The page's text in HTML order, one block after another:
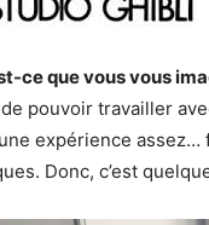
ce que vous vous
de pouvoir travailler
expérience
Donc, c’est